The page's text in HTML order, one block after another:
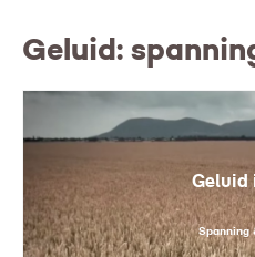
Geluid:
Geluid
Spanning